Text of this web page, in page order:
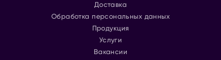
Доставка
Обработка персональных данных
Продукция
Услуги
Вакансии